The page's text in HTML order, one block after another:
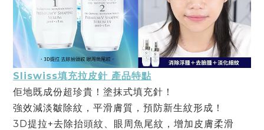
Sliswiss填充拉⽪針 產品特點
佢地既成份超珍貴！塗抹式填充針！
強效減淡皺除紋，平滑膚質，預防新⽣紋形成！
3D提拉+去除抬頭紋、眼周⿂尾紋，增加⽪膚柔滑